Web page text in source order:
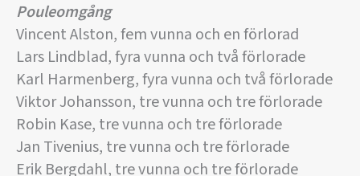
Pouleomgång
Vincent Alston, fem vunna och en förlorad
Lars Lindblad, fyra vunna och två förlorade
Karl Harmenberg, fyra vunna och två förlorade
Viktor Johansson, tre vunna och tre förlorade
Robin Kase, tre vunna och tre förlorade
Jan Tivenius, tre vunna och tre förlorade
Erik Bergdahl, tre vunna och tre förlorade